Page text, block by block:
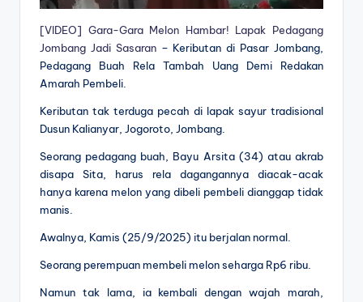
[VIDEO] Gara-Gara Melon Hambar! Lapak Pedagang
Jombang Jadi Sasaran– Keributan di Pasar Jombang,
Pedagang Buah Rela Tambah Uang Demi Redakan
Amarah Pembeli.
Keributan tak terduga pecah di lapak sayur tradisional
Dusun Kalianyar, Jogoroto, Jombang.
Seorang pedagang buah, Bayu Arsita (34) atau akrab
disapa Sita, harus rela dagangannya diacak-acak
hanya karena melon yang dibeli pembeli dianggap tidak
manis.
Awalnya, Kamis (25/9/2025) itu berjalan normal.
Seorang perempuan membeli melon seharga Rp6 ribu.
Namun tak lama, ia kembali dengan wajah marah,